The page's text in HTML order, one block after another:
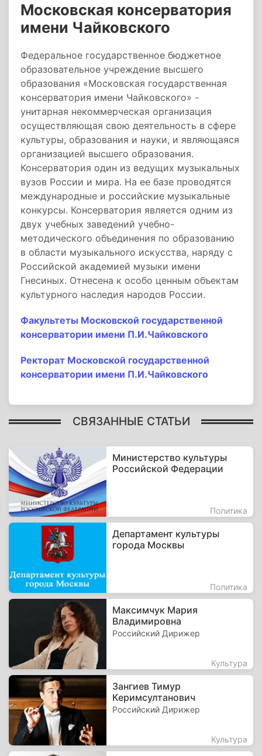
Московская консерватория
имени Чайковского
Федеральное государственное бюджетное
образовательное учреждение высшего
образования «Московская государственная
консерватория имени Чайковского» -
унитарная некоммерческая организация
осуществляющая свою деятельность в сфере
культуры, образования и науки, и являющаяся
организацией высшего образования.
Консерватория один из ведущих музыкальных
вузов России и мира. На ее базе проводятся
международные и российские музыкальные
конкурсы. Консерватория является одним из
двух учебных заведений учебно-
методического объединения по образованию
в области музыкального искусства, наряду с
Российской академией музыки имени
Гнесиных. Отнесена к особо ценным объектам
культурного наследия народов России.
Факультеты Московской государственной
консерватории имени П.И.Чайковского
Ректорат Московской государственной
консерватории имени П.И.Чайковского
СВЯЗАННЫЕ СТАТЬИ
Министерство культуры
Российской Федерации
Политика
Департамент культуры
города Москвы
Политика
Максимчук Мария
Владимировна
Российский Дирижер
Культура
Зангиев Тимур
Керимсултанович
Российский Дирижер
Культура